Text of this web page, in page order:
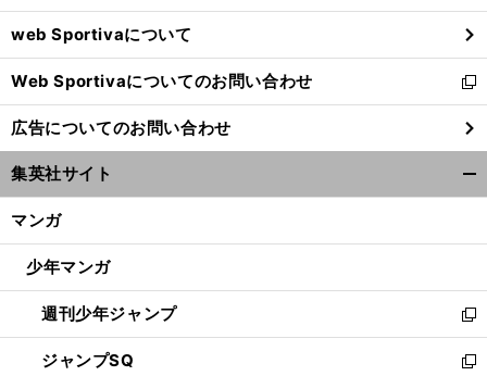
ウ
で
開
く
web Sportivaについて
Web Sportivaについてのお問い合わせ
新
し
い
ウ
ィ
ン
ウ
開
く
広告についてのお問い合わせ
集英社サイト
マンガ
少年マンガ
週刊少年ジャンプ
新
し
い
ジャンプSQ
新